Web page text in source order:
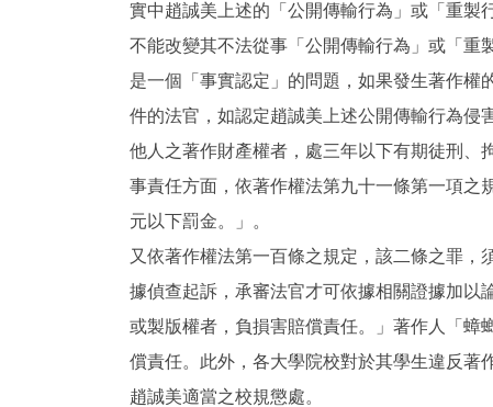
實中趙誠美上述的「公開傳輸行為」或「重製
不能改變其不法從事「公開傳輸行為」或「重
是一個「事實認定」的問題，如果發生著作權
件的法官，如認定趙誠美上述公開傳輸行為侵
他人之著作財產權者，處三年以下有期徒刑、
事責任方面，依著作權法第九十一條第一項之
元以下罰金。」。
又依著作權法第一百條之規定，該二條之罪
據偵查起訴，承審法官才可依據相關證據加以
或製版權者，負損害賠償責任。」著作人「蟑
償責任。此外，各大學院校對於其學生違反著
趙誠美適當之校規懲處。